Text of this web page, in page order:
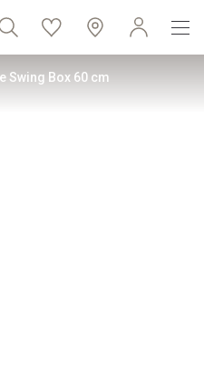
Swing Box 60 cm